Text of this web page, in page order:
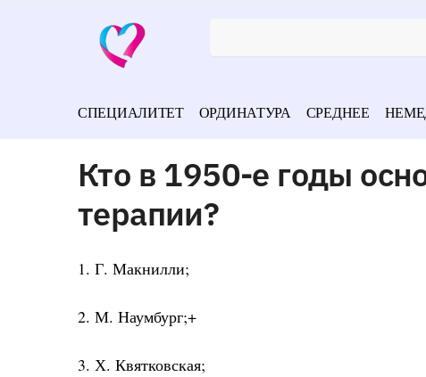
СПЕЦИАЛИТЕТ ОРДИНАТУРА СРЕДНЕЕ
Кто в 1950-е годы
терапии?
1. Г. Макнилли;
2. М. Наумбург;+
3. Х. Квятковская;